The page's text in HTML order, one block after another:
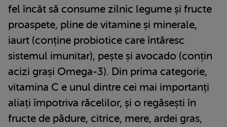
fel încât să consume zilnic legume și fructe
proaspete, pline de vitamine și minerale,
iaurt (conține probiotice care întăresc
sistemul imunitar), pește și avocado (conțin
acizi grași Omega-3). Din prima categorie,
vitamina C e unul dintre cei mai importanți
aliați împotriva răcelilor, și o regăsești în
fructe de pădure, citrice, mere, ardei gras,